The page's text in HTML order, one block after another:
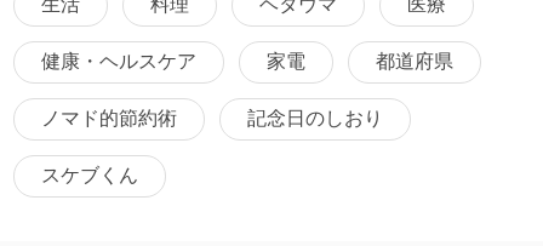
生活 料理 ヘタウマ 医療
健康・ヘルスケア 家電 都道府県
ノマド的節約術 記念日のしおり
スケブくん